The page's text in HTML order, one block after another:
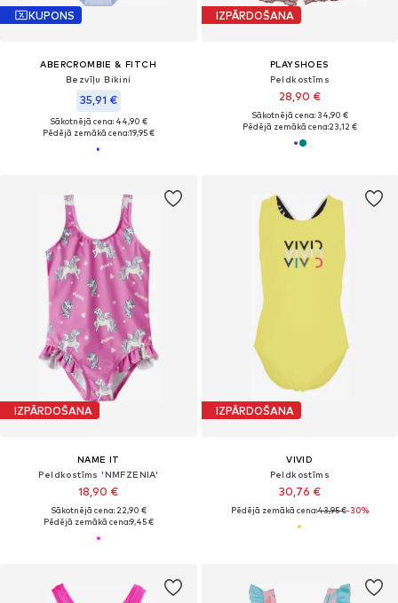
KUPONS
ABERCROMBIE & FITCH
Bezvīļu Bikini
35,91 €
Sākotnējā cena: 44,90 €
Pēdējā zemākā cena:19,95 €
IZPĀRDOŠANA
PLAYSHOES
Peldkostīms
28,90 €
Sākotnējā cena: 34,90 €
Pēdējā zemākā cena:23,12 €
IZPĀRDOŠANA
NAME IT
Peldkostīms 'NMFZENIA'
18,90 €
Sākotnējā cena: 22,90 €
Pēdējā zemākā cena:9,45 €
IZPĀRDOŠANA
VIVID
Peldkostīms
30,76 €
Pēdējā zemākā cena:43,95 €-30%